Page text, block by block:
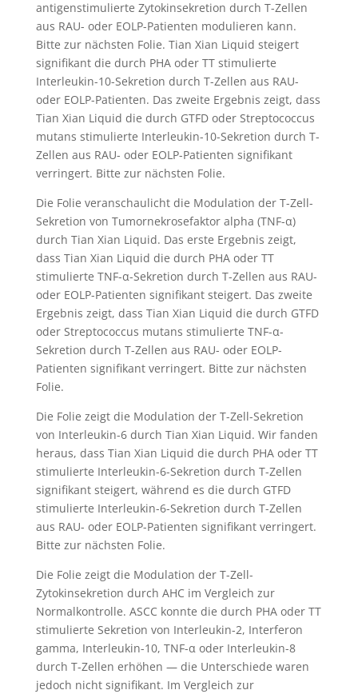
antigenstimulierte Zytokinsekretion durch T-Zellen
aus RAU- oder EOLP-Patienten modulieren kann.
Bitte zur nächsten Folie. Tian Xian Liquid steigert
signifikant die durch PHA oder TT stimulierte
Interleukin-10-Sekretion durch T-Zellen aus RAU-
oder EOLP-Patienten. Das zweite Ergebnis zeigt, dass
Tian Xian Liquid die durch GTFD oder Streptococcus
mutans stimulierte Interleukin-10-Sekretion durch T-
Zellen aus RAU- oder EOLP-Patienten signifikant
verringert. Bitte zur nächsten Folie.
Die Folie veranschaulicht die Modulation der T-Zell-
Sekretion von Tumornekrosefaktor alpha (TNF-α)
durch Tian Xian Liquid. Das erste Ergebnis zeigt,
dass Tian Xian Liquid die durch PHA oder TT
stimulierte TNF-α-Sekretion durch T-Zellen aus RAU-
oder EOLP-Patienten signifikant steigert. Das zweite
Ergebnis zeigt, dass Tian Xian Liquid die durch GTFD
oder Streptococcus mutans stimulierte TNF-α-
Sekretion durch T-Zellen aus RAU- oder EOLP-
Patienten signifikant verringert. Bitte zur nächsten
Folie.
Die Folie zeigt die Modulation der T-Zell-Sekretion
von Interleukin-6 durch Tian Xian Liquid. Wir fanden
heraus, dass Tian Xian Liquid die durch PHA oder TT
stimulierte Interleukin-6-Sekretion durch T-Zellen
signifikant steigert, während es die durch GTFD
stimulierte Interleukin-6-Sekretion durch T-Zellen
aus RAU- oder EOLP-Patienten signifikant verringert.
Bitte zur nächsten Folie.
Die Folie zeigt die Modulation der T-Zell-
Zytokinsekretion durch AHC im Vergleich zur
Normalkontrolle. ASCC konnte die durch PHA oder TT
stimulierte Sekretion von Interleukin-2, Interferon
gamma, Interleukin-10, TNF-α oder Interleukin-8
durch T-Zellen erhöhen — die Unterschiede waren
jedoch nicht signifikant. Im Vergleich zur